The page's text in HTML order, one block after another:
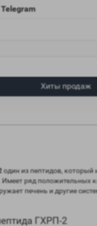
Хиты продаж
один из пептидов, который
Имеет ряд положительных
печень и другие
ГХРП-2